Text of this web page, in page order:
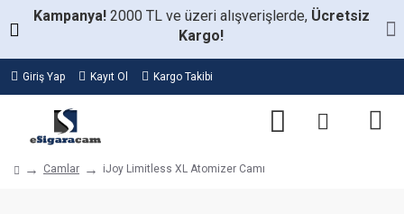
Kampanya! 2000 TL ve üzeri alışverişlerde, Ücretsiz
Kargo!
Giriş Yap Kayıt Ol Kargo Takibi
Camlar iJoy Limitless XL Atomizer Camı